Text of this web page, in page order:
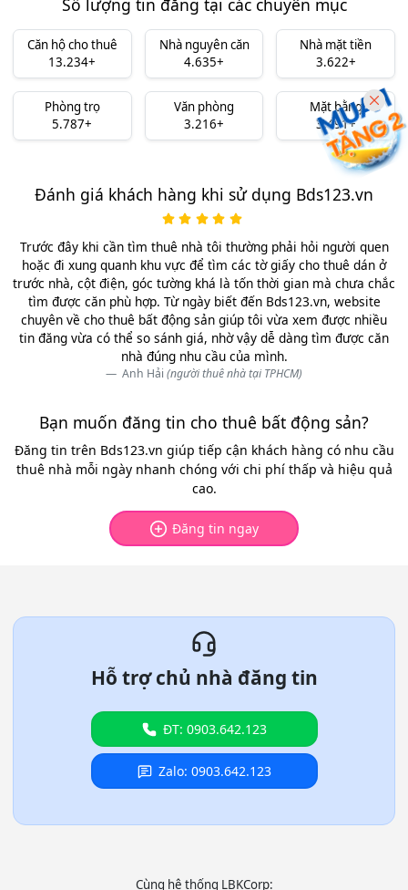
Số lượng tin đăng tại các chuyên mục
Căn hộ cho thuê
13.234+
Nhà nguyên căn
4.635+
Nhà mặt tiền
3.622+
Phòng trọ
5.787+
Văn phòng
3.216+
Mặt bằng
3.491+
Đánh giá khách hàng khi sử dụng Bds123.vn
Trước đây khi cần tìm thuê nhà tôi thường phải hỏi người quen
hoặc đi xung quanh khu vực để tìm các tờ giấy cho thuê dán ở
trước nhà, cột điện, góc tường khá là tốn thời gian mà chưa chắc
tìm được căn phù hợp. Từ ngày biết đến Bds123.vn, website
chuyên về cho thuê bất động sản giúp tôi vừa xem được nhiều
tin đăng vừa có thể so sánh giá, nhờ vậy dễ dàng tìm được căn
nhà đúng nhu cầu của mình.
Anh Hải (người thuê nhà tại TPHCM)
Bạn muốn đăng tin cho thuê bất động sản?
Đăng tin trên Bds123.vn giúp tiếp cận khách hàng có nhu cầu
thuê nhà mỗi ngày nhanh chóng với chi phí thấp và hiệu quả
cao.
Đăng tin ngay
Hỗ trợ chủ nhà đăng tin
ĐT: 0903.642.123
Zalo: 0903.642.123
Cùng hệ thống LBKCorp: